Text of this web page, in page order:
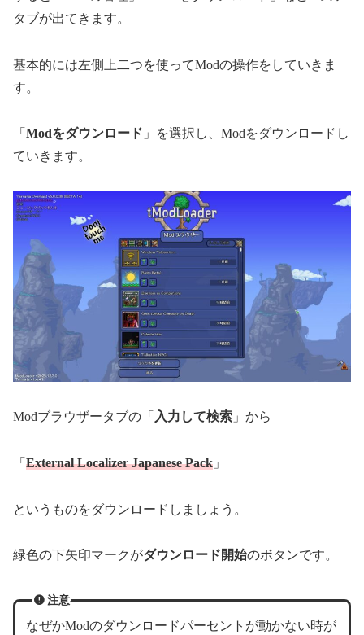
タブが出てきます。
基本的には左側上二つを使ってModの操作をしていきま
す。
「 Modをダウンロード 」を選択し、Modをダウンロードし
ていきます。
Modブラウザータブの「 入力して検索 」から
「 External Localizer Japanese Pack 」
というものをダウンロードしましょう。
緑色の下矢印マークがダウンロード開始のボタンです。
注意
なぜかModのダウンロードパーセントが動かない時が